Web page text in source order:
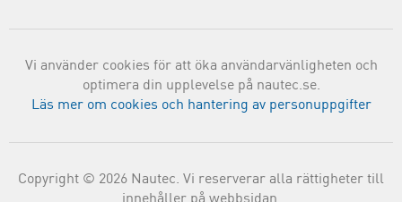
Vi använder cookies för att öka användarvänligheten och
optimera din upplevelse på nautec.se.
Läs mer om cookies och hantering av personuppgifter
Copyright © 2026 Nautec. Vi reserverar alla rättigheter till